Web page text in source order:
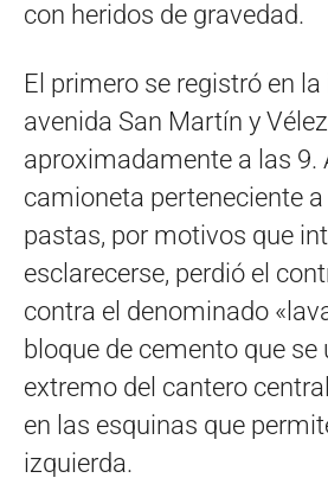
con heridos de gravedad.
El primero se registró en
avenida San Martín y
aproximadamente a las 9.
camioneta perteneciente
pastas, por motivos que
esclarecerse, perdió el
contra el denominado
bloque de cemento que se
extremo del cantero
en las esquinas que
izquierda.